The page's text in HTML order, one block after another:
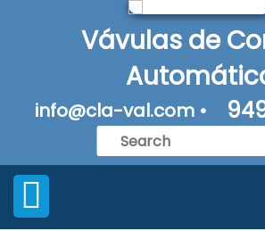
Vávulas de
info@cla-val.com •